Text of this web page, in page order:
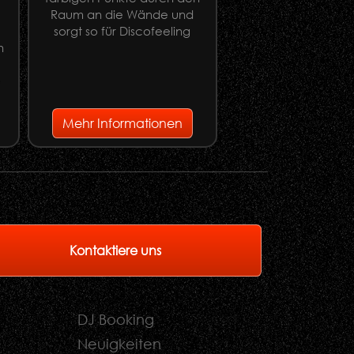
Raum an die Wände und
sorgt so für Discofeeling
Mehr Informationen
Apestick
Mehr
Kontaktiere uns
DJ Booking
Neuigkeiten